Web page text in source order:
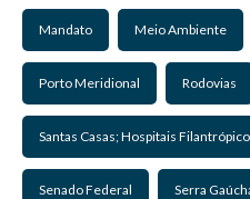
Mandato Meio Ambiente
Porto Meridional Rodovias
Santas Casas; Hospitais
Senado Federal Serra